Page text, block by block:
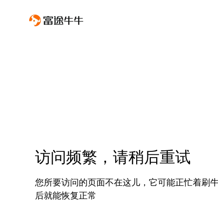
访问频繁，请稍后重试
您所要访问的页面不在这儿，它可能正忙着刷
后就能恢复正常